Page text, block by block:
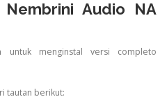
Audio NA
untuk menginstal versi completo
tautan berikut: